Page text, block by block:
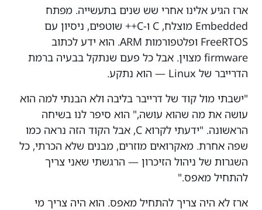
ארז הגיע אלינו אחרי שש שנים בתעשייה. מפתח
Embedded מוצלח, C ו-C++ שוטפים, ניסיון עם
FreeRTOS ופלטפורמות ARM. הוא ידע לכתוב
firmware מצוין. אבל כל פעם שנתקל בבעיה ברמת
הדרייבר של Linux — הוא נתקע.
"ישבתי מול קוד של דרייבר בליבה ולא הבנתי למה הוא
עושה את מה שהוא עושה," הוא סיפר לנו בשיחה
הראשונה. "ידעתי לקרוא C, אבל הקוד הזה נראה כמו
שפה אחרת. מאקרואים מוזרים, מבנים שלא הכרתי, כל
השגרות של ניהול הזיכרון — הרגשתי שאני צריך
להתחיל מאפס."
ארז לא היה צריך להתחיל מאפס. הוא היה צריך מי